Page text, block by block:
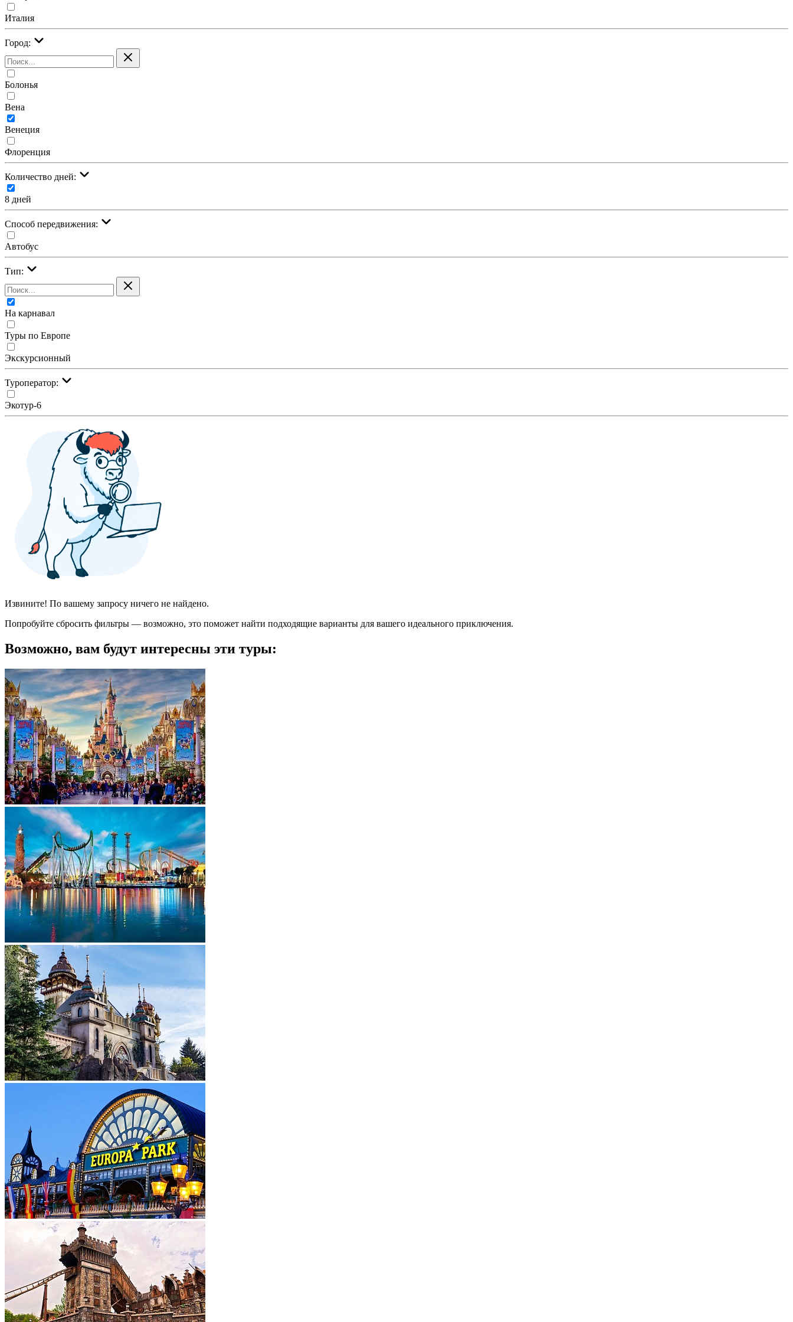
Италия
Город:
Болонья
Вена
Венеция
Флоренция
Количество дней:
8 дней
Cпособ передвижения:
Автобус
Тип:
На карнавал
Туры по Европе
Экскурсионный
Туроператор:
Экотур-6
Извините! По вашему запросу ничего не найдено.
Попробуйте сбросить фильтры — возможно, это поможет найти подходящие варианты для вашего идеального приключения.
Возможно, вам будут интересны эти туры: